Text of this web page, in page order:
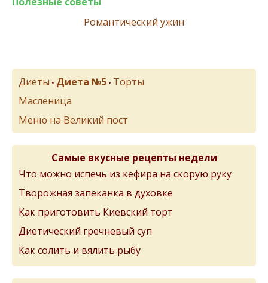
Романтический ужин
Диеты • Диета №5 • Торты
Масленица
Меню на Великий пост
Самые вкусные рецепты недели
Что можно испечь из кефира на скорую руку
Творожная запеканка в духовке
Как приготовить Киевский торт
Диетический гречневый суп
Как солить и вялить рыбу